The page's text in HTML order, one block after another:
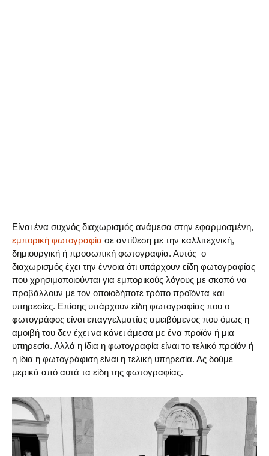
Είναι ένα συχνός διαχωρισμός ανάμεσα στην εφαρμοσμένη,
εμπορική φωτογραφία σε αντίθεση με την καλλιτεχνική,
δημιουργική ή προσωπική φωτογραφία. Αυτός ο
διαχωρισμός έχει την έννοια ότι υπάρχουν είδη φωτογραφίας
που χρησιμοποιούνται για εμπορικούς λόγους με σκοπό να
προβάλλουν με τον οποιοδήποτε τρόπο προϊόντα και
υπηρεσίες. Επίσης υπάρχουν είδη φωτογραφίας που ο
φωτογράφος είναι επαγγελματίας αμειβόμενος που όμως η
αμοιβή του δεν έχει να κάνει άμεσα με ένα προϊόν ή μια
υπηρεσία. Αλλά η ίδια η φωτογραφία είναι το τελικό προϊόν ή
η ίδια η φωτογράφιση είναι η τελική υπηρεσία. Ας δούμε
μερικά από αυτά τα είδη της φωτογραφίας.